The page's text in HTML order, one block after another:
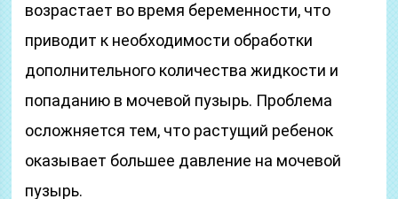
возрастает во время беременности, что
приводит к необходимости обработки
дополнительного количества жидкости и
попаданию в мочевой пузырь. Проблема
осложняется тем, что растущий ребенок
оказывает большее давление на мочевой
пузырь.